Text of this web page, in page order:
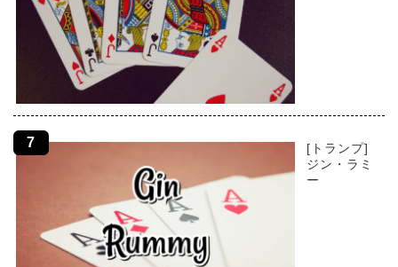
[トランプ]
ジン・ラミ
ー